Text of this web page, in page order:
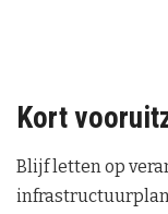
Kort
Blijf letten op